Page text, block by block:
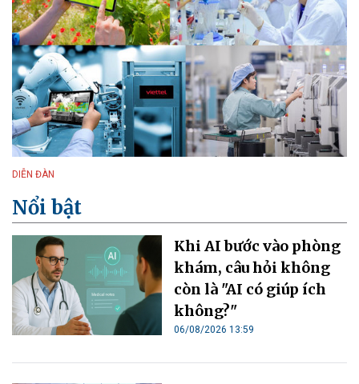
DIỄN ĐÀN
Nổi bật
Khi AI bước vào phòng
khám, câu hỏi không
còn là "AI có giúp ích
không?"
06/08/2026 13:59